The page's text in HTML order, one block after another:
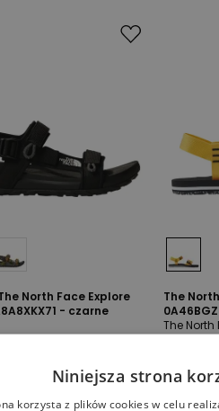
North Face Explore
- czarne
The
The North
Niniejsza strona
korzysta z plików cookies w celu